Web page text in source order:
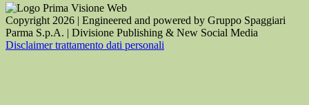
Copyright 2026 | Engineered and powered by Gruppo Spaggiari
Parma S.p.A. | Divisione Publishing & New Social Media
Disclaimer trattamento dati personali